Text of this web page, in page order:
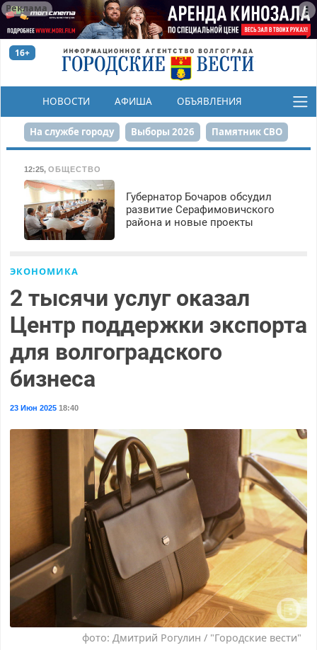
Реклама
16+
НОВОСТИ АФИША ОБЪЯВЛЕНИЯ
КОНКУРСЫ
На службе городу Выборы 2026 Памятник СВО
Набережная День Победы Реконструкция ЦПКиО
80-летие Победы Парк Героев-летчиков
12:25, ОБЩЕСТВО
Губернатор Бочаров обсудил
развитие Серафимовичского
района и новые проекты
ЭКОНОМИКА
2 тысячи услуг оказал
Центр поддержки экспорта
для волгоградского
бизнеса
23 Июн 202518:40
фото: Дмитрий Рогулин / "Городские вести"